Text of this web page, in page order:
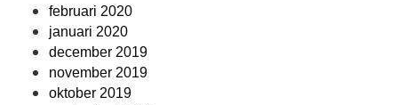
februari 2020
januari 2020
december 2019
november 2019
oktober 2019